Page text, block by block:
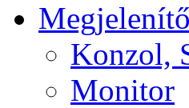
Konzol,
Monitor